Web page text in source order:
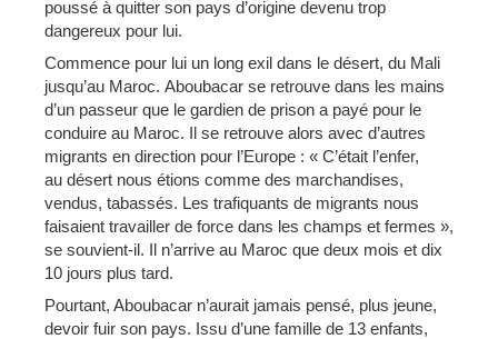
poussé à quitter son pays d’origine devenu trop
dangereux pour lui.
Commence pour lui un long exil dans le désert, du Mali
jusqu’au Maroc. Aboubacar se retrouve dans les mains
d’un passeur que le gardien de prison a payé pour le
conduire au Maroc. Il se retrouve alors avec d’autres
migrants en direction pour l’Europe : « C’était l’enfer,
au désert nous étions comme des marchandises,
vendus, tabassés. Les trafiquants de migrants nous
faisaient travailler de force dans les champs et fermes »,
se souvient-il. Il n’arrive au Maroc que deux mois et dix
10 jours plus tard.
Pourtant, Aboubacar n’aurait jamais pensé, plus jeune,
devoir fuir son pays. Issu d’une famille de 13 enfants,